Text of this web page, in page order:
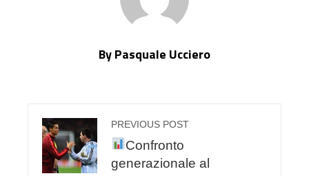
By Pasquale Ucciero
PREVIOUS POST
Confronto
generazionale al